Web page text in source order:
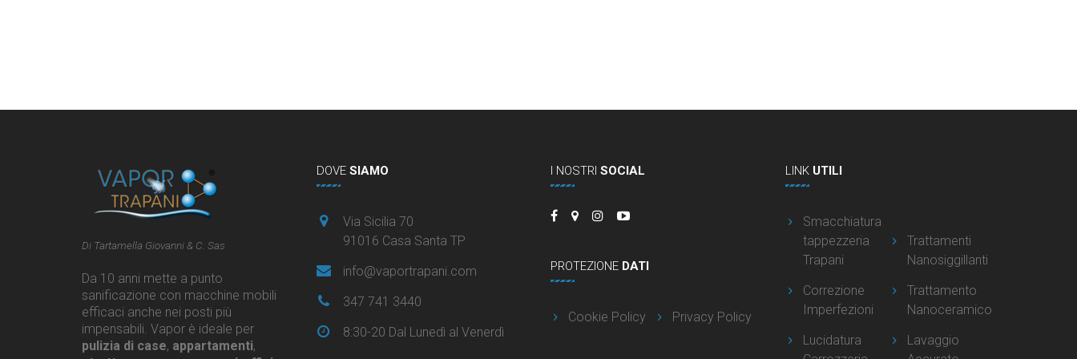
Di Tartamella Giovanni & C. Sas
Da 10 anni mette a punto
sanificazione con macchine mobili
efficaci anche nei posti più
impensabili. Vapor è ideale per
pulizia di case, appartamenti,
DOVESIAMO
Via Sicilia 70
91016 Casa Santa TP
info@vaportrapani.com
347 741 3440
8:30-20 Dal Lunedì al Venerdì
I NOSTRI SOCIAL
PROTEZIONE DATI
Cookie Policy Privacy Policy
LINK UTILI
Smacchiatura
tappezzeria
Trapani
Trattamenti
Nanosiggillanti
Correzione
Imperfezioni
Trattamento
Nanoceramico
Lucidatura
Lavaggio